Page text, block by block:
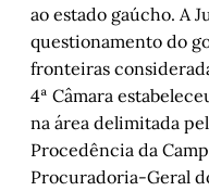
ao estado gaúcho. A
questionamento do
fronteiras
4ª Câmara
na área delimitada
Procedência da
Procuradoria-Geral